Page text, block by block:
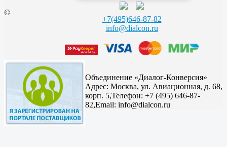
+7(495)646-87-82
info@dialcon.ru
©
Объединение «Диалог-Конверсия»
Адрес: Москва, ул. Авиационная, д. 68,
корп. 5,Телефон: +7 (495) 646-87-
82,Email: info@dialcon.ru